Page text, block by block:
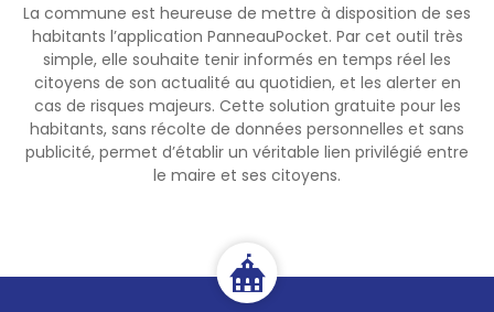
La commune est heureuse de mettre à disposition de ses
habitants l’application PanneauPocket. Par cet outil très
simple, elle souhaite tenir informés en temps réel les
citoyens de son actualité au quotidien, et les alerter en
cas de risques majeurs. Cette solution gratuite pour les
habitants, sans récolte de données personnelles et sans
publicité, permet d’établir un véritable lien privilégié entre
le maire et ses citoyens.